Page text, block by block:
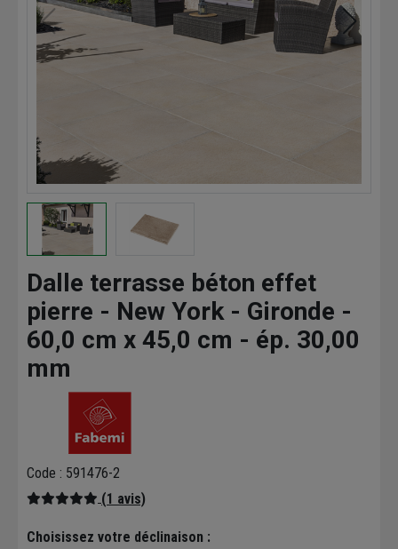
Dalle terrasse béton effet
pierre - New York - Gironde -
60,0 cm x 45,0 cm - ép. 30,00
mm
Code : 591476-2
(1 avis)
Choisissez votre déclinaison :